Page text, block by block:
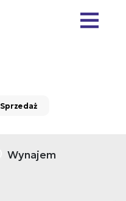
Sprzedaż
Wynajem